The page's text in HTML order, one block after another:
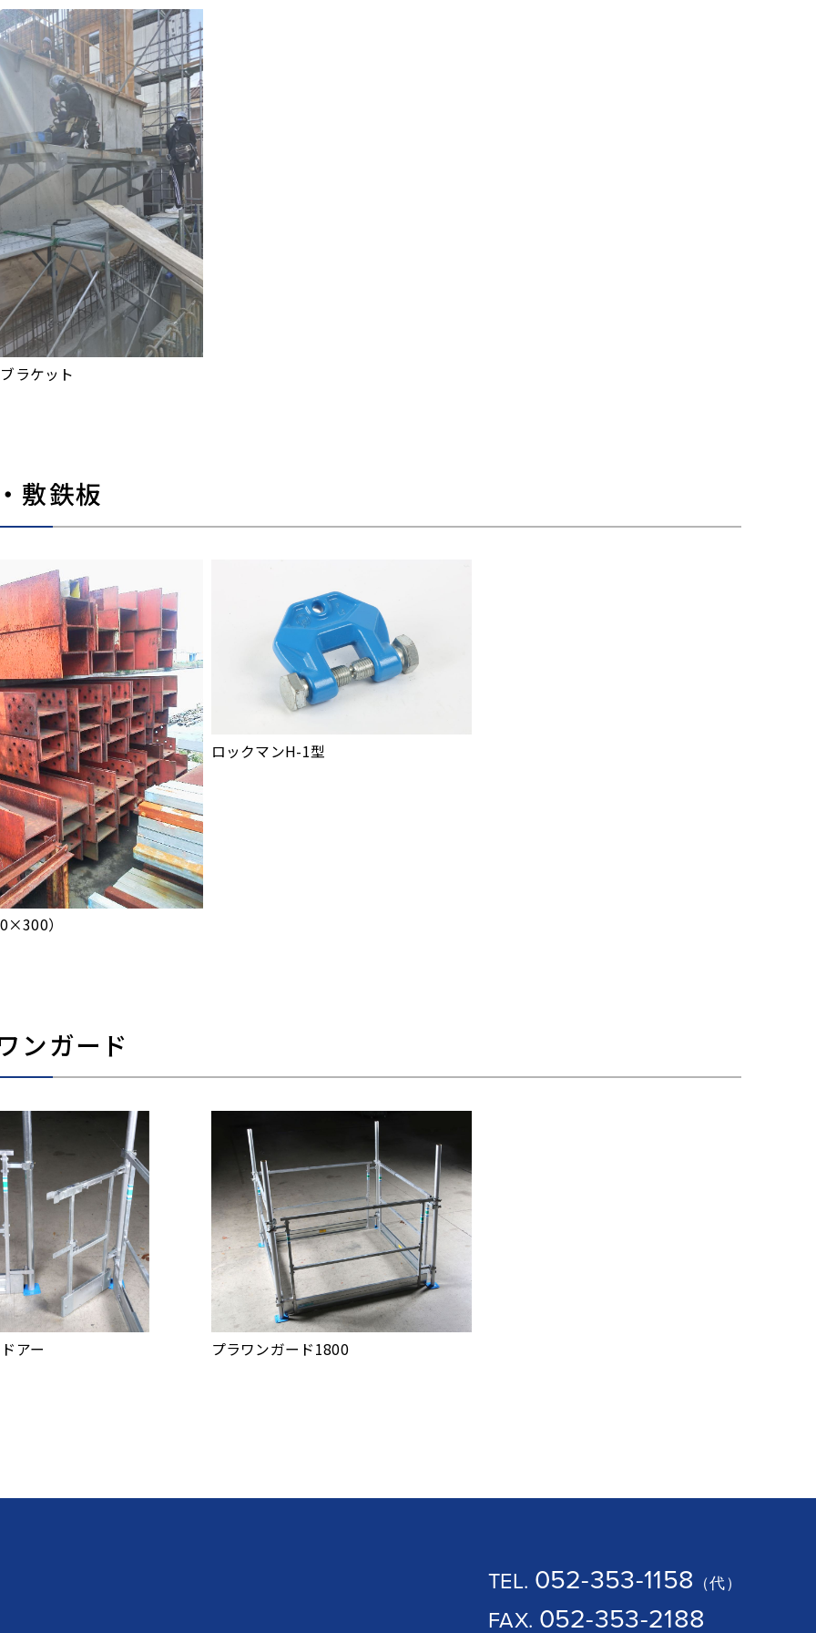
ラケット
敷鉄板
）
ロックマンH-1型
ンガード
アー プラワンガード1800
TEL. 052-353-1158 （代）
FAX. 052-353-2188